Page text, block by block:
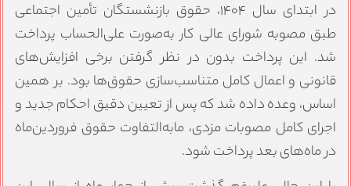
در ابتدای سال ۱۴۰۴، حقوق بازنشستگان تأمین اجتماعی
طبق مصوبه شورای عالی کار به‌صورت علی‌الحساب پرداخت
شد. این پرداخت بدون در نظر گرفتن برخی افزایش‌های
قانونی و اعمال کامل متناسب‌سازی حقوق‌ها بود. بر همین
اساس، وعده داده شد که پس از تعیین دقیق احکام جدید و
اجرای کامل مصوبات مزدی، مابه‌التفاوت حقوق فروردین‌ماه
در ماه‌های بعد پرداخت شود.